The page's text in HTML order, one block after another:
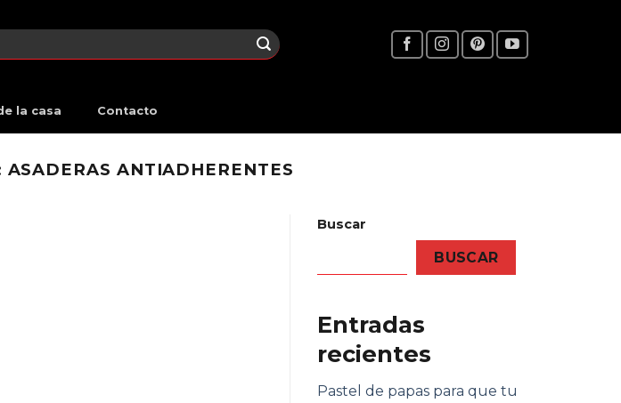
la casa Contacto
ASADERAS ANTIADHERENTES
Buscar
BUSCAR
Entradas
recientes
Pastel de papas para que tu